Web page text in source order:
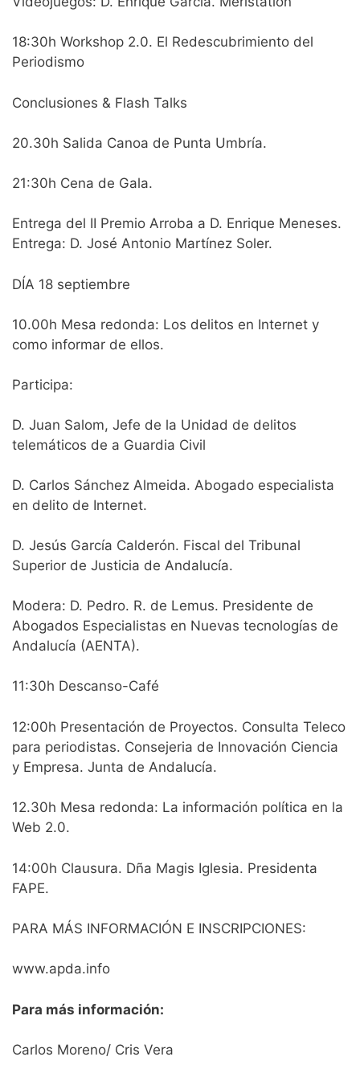
18:30h Workshop 2.0. El Redescubrimiento del
Periodismo
Conclusiones & Flash Talks
20.30h Salida Canoa de Punta Umbría.
21:30h Cena de Gala.
Entrega del II Premio Arroba a D. Enrique Meneses.
Entrega: D. José Antonio Martínez Soler.
DÍA 18 septiembre
10.00h Mesa redonda: Los delitos en Internet y
como informar de ellos.
Participa:
D. Juan Salom, Jefe de la Unidad de delitos
telemáticos de a Guardia Civil
D. Carlos Sánchez Almeida. Abogado especialista
en delito de Internet.
D. Jesús García Calderón. Fiscal del Tribunal
Superior de Justicia de Andalucía.
Modera: D. Pedro. R. de Lemus. Presidente de
Abogados Especialistas en Nuevas tecnologías de
Andalucía (AENTA).
11:30h Descanso-Café
12:00h Presentación de Proyectos. Consulta Teleco
para periodistas. Consejeria de Innovación Ciencia
y Empresa. Junta de Andalucía.
12.30h Mesa redonda: La información política en la
Web 2.0.
14:00h Clausura. Dña Magis Iglesia. Presidenta
FAPE.
PARA MÁS INFORMACIÓN E INSCRIPCIONES:
www.apda.info
Para más información:
Carlos Moreno/ Cris Vera